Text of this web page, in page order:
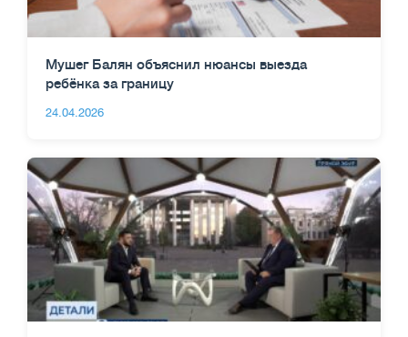
Мушег Балян объяснил нюансы выезда
ребёнка за границу
24.04.2026